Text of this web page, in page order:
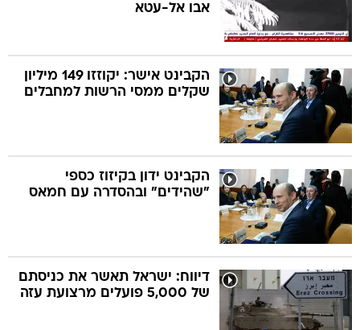
אבו אל-עטא
הקבינט אישר: יקוזזו 149 מיליון
שקלים ממסי הרשות למחבלים
הקבינט ידון בקיזוז כספי
"שהידים" ובהסדרה עם חמאס
דיווח: ישראל תאשר את כניסתם
של 5,000 פועלים מרצועת עזה